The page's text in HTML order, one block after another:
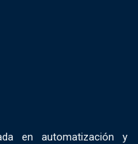
en automatización y